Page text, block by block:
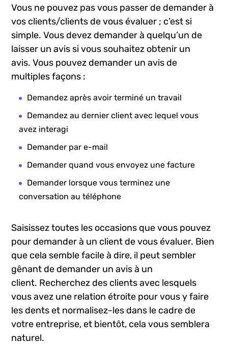
Vous ne pouvez pas vous passer de demander à
vos clients/clients de vous évaluer ; c’est si
simple. Vous devez demander à quelqu’un de
laisser un avis si vous souhaitez obtenir un
avis. Vous pouvez demander un avis de
multiples façons :
Demandez après avoir terminé un travail
Demandez au dernier client avec lequel vous
avez interagi
Demander par e-mail
Demander quand vous envoyez une facture
Demander lorsque vous terminez une
conversation au téléphone
Saisissez toutes les occasions que vous pouvez
pour demander à un client de vous évaluer. Bien
que cela semble facile à dire, il peut sembler
gênant de demander un avis à un
client. Recherchez des clients avec lesquels
vous avez une relation étroite pour vous y faire
les dents et normalisez-les dans le cadre de
votre entreprise, et bientôt, cela vous semblera
naturel.